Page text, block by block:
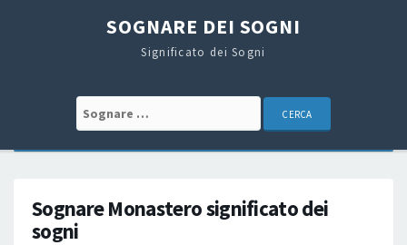
SOGNARE DEI SOGNI
Significato dei Sogni
Search for:
Sognare Monastero significato dei
sogni